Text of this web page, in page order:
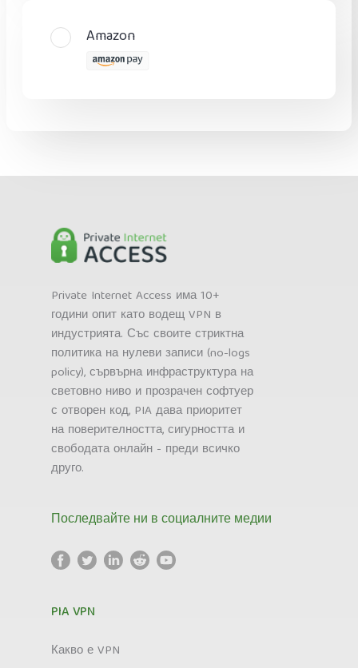
Amazon
Private Internet Access има 10+
години опит като водещ VPN в
индустрията. Със своите стриктна
политика на нулеви записи (no-logs
policy), сървърна инфраструктура на
световно ниво и прозрачен софтуер
с отворен код, PIA дава приоритет
на поверителността, сигурността и
свободата онлайн - преди всичко
друго.
Последвайте ни в социалните медии
PIA VPN
Какво е VPN